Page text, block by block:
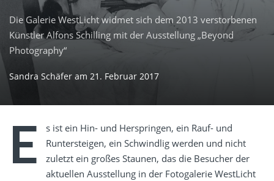
Die Galerie WestLicht widmet sich dem 2013 verstorbenen
Künstler Alfons Schilling mit der Ausstellung „Beyond
Photography“
Sandra Schäfer am 21. Februar 2017
E
s ist ein Hin- und Herspringen, ein Rauf- und
Runtersteigen, ein Schwindlig werden und nicht
zuletzt ein großes Staunen, das die Besucher der
aktuellen Ausstellung in der Fotogalerie WestLicht